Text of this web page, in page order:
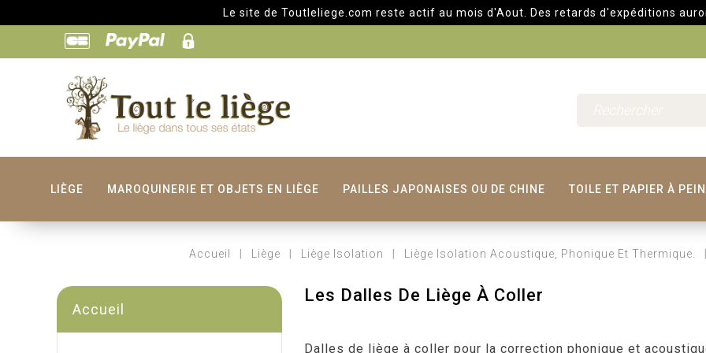
Le site de Toutleliege.com reste actif au mois d'Aout. Des retards d'expéditions auront lieu
LIÈGE MAROQUINERIE ET OBJETS EN LIÈGE PAILLES JAPONAISES OU DE CHINE TOILE ET PAPIER À
Accueil Liège Liège Isolation Liège Isolation Acoustique, Phonique Et Thermique.
Accueil
Les Dalles De Liège À Coller
Dalles de liège à coller pour la correction phonique et